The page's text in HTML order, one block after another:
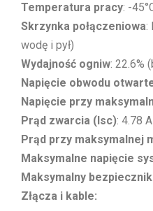
Temperatura pracy: -
Skrzynka połączeniowa:
wodę i pył)
Wydajność ogniw: 22.6%
Napięcie obwodu
Napięcie przy
Prąd zwarcia (Isc): 4.78 A
Prąd przy maksymalnej
Maksymalne napięcie
Maksymalny
Złącza i kable: